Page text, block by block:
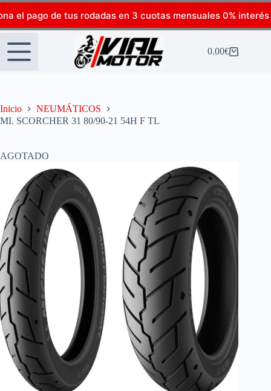
el pago de tus rodadas en 3 cuotas mensuales 0% interés
0.00€
Inicio
NEUMÁTICOS
MI. SCORCHER 31 80/90-21 54H F TL
AGOTADO